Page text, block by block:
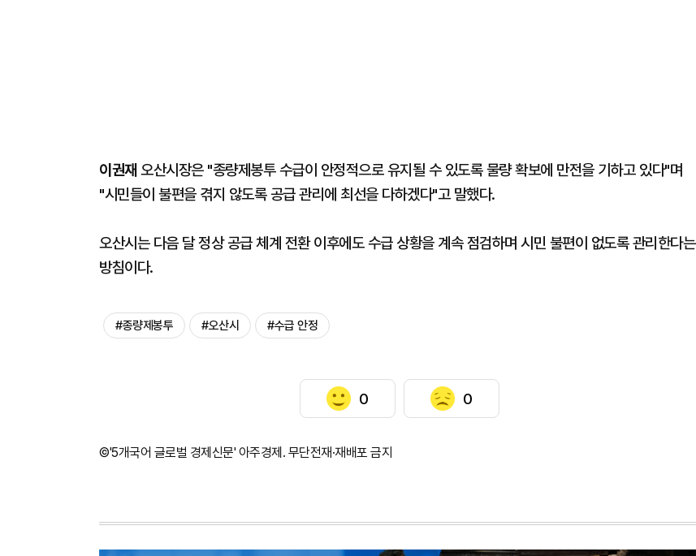
이권재 오산시장은 "종량제봉투 수급이 안정적으로 유지될 수 있도록 물량 확보에 만전을 기하고 있다"며
"시민들이 불편을 겪지 않도록 공급 관리에 최선을 다하겠다"고 말했다.
오산시는 다음 달 정상 공급 체계 전환 이후에도 수급 상황을 계속 점검하며 시민 불편이 없도록 관리한다는
방침이다.
#종량제봉투 #오산시 #수급 안정
0 0
©'5개국어 글로벌 경제신문' 아주경제. 무단전재·재배포 금지